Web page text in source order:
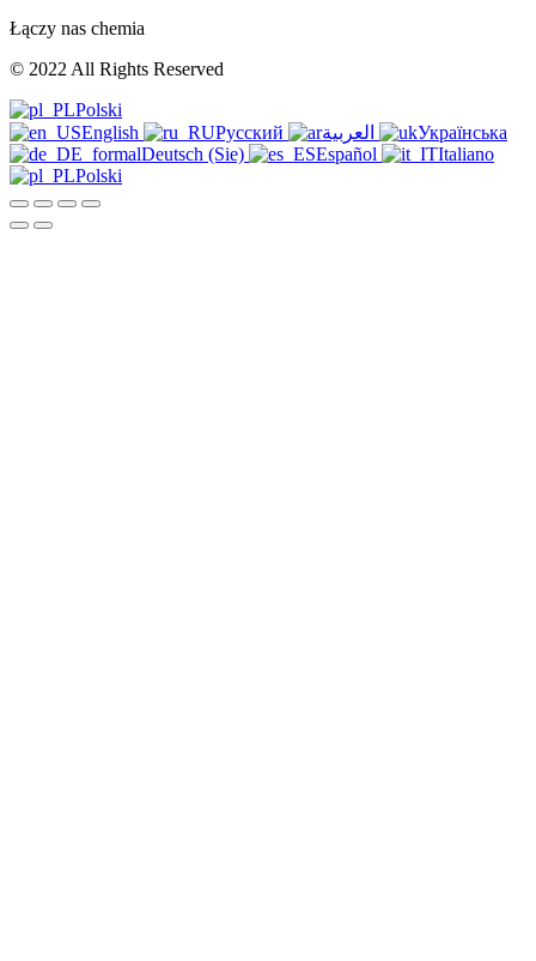
Łączy nas chemia
© 2022 All Rights Reserved
Polski
English
Русский
Українська
Deutsch (Sie)
Español
Italiano
Polski